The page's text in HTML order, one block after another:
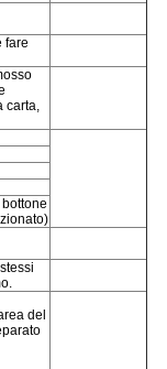
fare
carta,
del